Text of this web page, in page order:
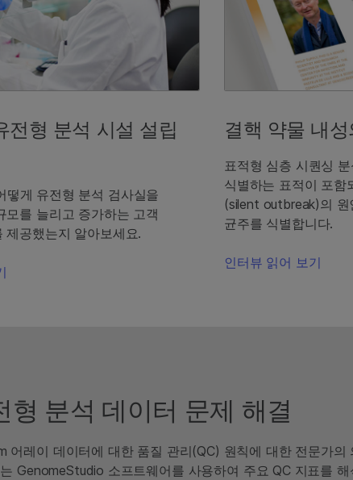
전형 분석 시설 설립
떻게 유전형 분석 검사실을
모를 늘리고 증가하는 고객
제공했는지 알아보세요.
결핵 약물 내
표적형 심층 시퀀싱
식별하는 표적이 포함
(silent outbreak)의 원
균주를 식별합니다.
인터뷰 읽어 보기
형 분석 데이터 문제 해결
어레이 데이터에 대한 품질 관리(QC) 원칙에 대한 전문가의
GenomeStudio 소프트웨어를 사용하여 주요 QC 지표를